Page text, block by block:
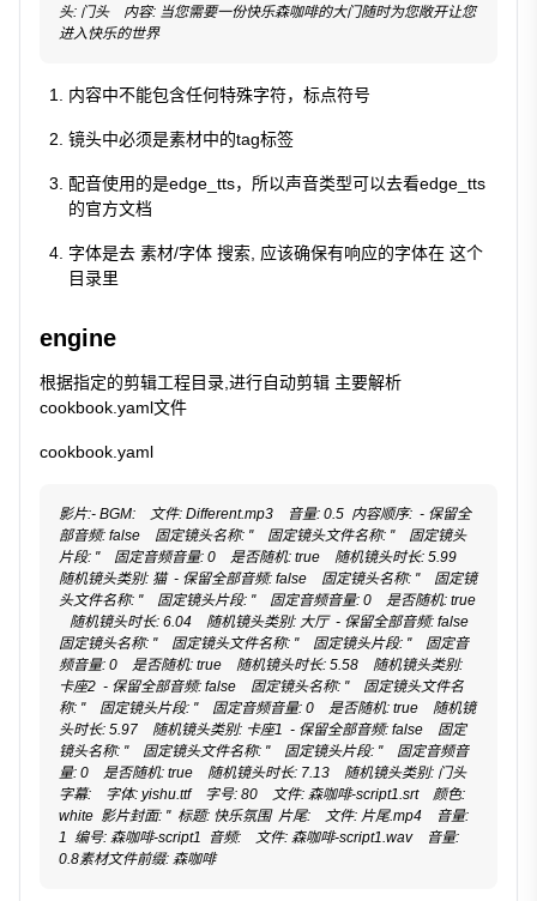
头: 门头    内容: 当您需要一份快乐森咖啡的大门随时为您敞开让您
进入快乐的世界
内容中不能包含任何特殊字符，标点符号
镜头中必须是素材中的tag标签
配音使用的是edge_tts，所以声音类型可以去看edge_tts
的官方文档
字体是去 素材/字体 搜索, 应该确保有响应的字体在 这个
目录里
engine
根据指定的剪辑工程目录,进行自动剪辑 主要解析
cookbook.yaml文件
cookbook.yaml
影片:- BGM:    文件: Different.mp3    音量: 0.5  内容顺序:  - 保留全
部音频: false    固定镜头名称: ''    固定镜头文件名称: ''    固定镜头
片段: ''    固定音频音量: 0    是否随机: true    随机镜头时长: 5.99
随机镜头类别: 猫  - 保留全部音频: false    固定镜头名称: ''    固定镜
头文件名称: ''    固定镜头片段: ''    固定音频音量: 0    是否随机: true
随机镜头时长: 6.04    随机镜头类别: 大厅  - 保留全部音频: false
固定镜头名称: ''    固定镜头文件名称: ''    固定镜头片段: ''    固定音
频音量: 0    是否随机: true    随机镜头时长: 5.58    随机镜头类别:
卡座2  - 保留全部音频: false    固定镜头名称: ''    固定镜头文件名
称: ''    固定镜头片段: ''    固定音频音量: 0    是否随机: true    随机镜
头时长: 5.97    随机镜头类别: 卡座1  - 保留全部音频: false    固定
镜头名称: ''    固定镜头文件名称: ''    固定镜头片段: ''    固定音频音
量: 0    是否随机: true    随机镜头时长: 7.13    随机镜头类别: 门头
字幕:    字体: yishu.ttf    字号: 80    文件: 森咖啡-script1.srt    颜色:
white  影片封面: ''  标题: 快乐氛围  片尾:    文件: 片尾.mp4    音量:
1  编号: 森咖啡-script1  音频:    文件: 森咖啡-script1.wav    音量:
0.8素材文件前缀: 森咖啡